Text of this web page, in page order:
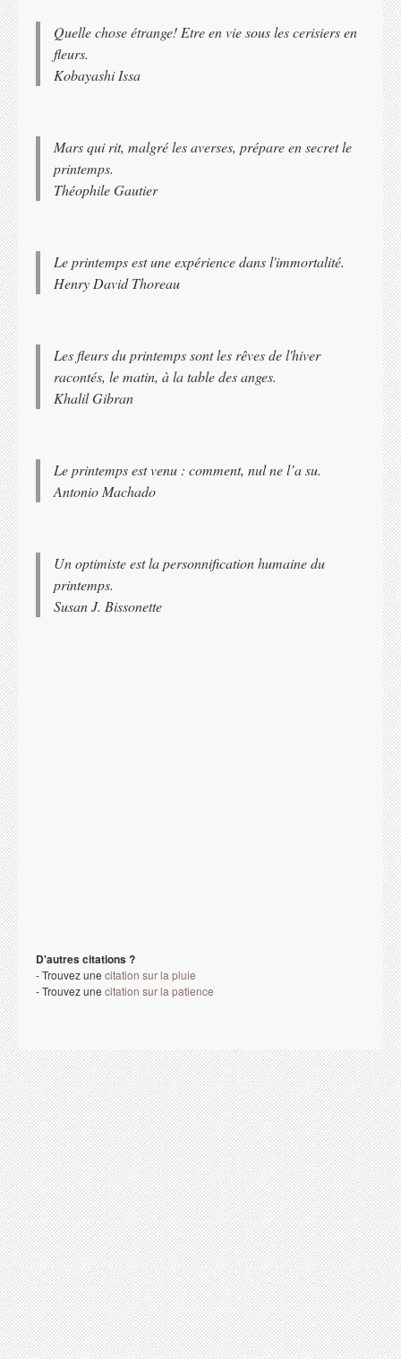
Quelle chose étrange! Etre en vie sous les cerisiers en
fleurs.
Kobayashi Issa
Mars qui rit, malgré les averses, prépare en secret le
printemps.
Théophile Gautier
Le printemps est une expérience dans l'immortalité.
Henry David Thoreau
Les fleurs du printemps sont les rêves de l'hiver
racontés, le matin, à la table des anges.
Khalil Gibran
Le printemps est venu : comment, nul ne l’a su.
Antonio Machado
Un optimiste est la personnification humaine du
printemps.
Susan J. Bissonette
D'autres citations ?
- Trouvez une citation sur la pluie
- Trouvez une citation sur la patience